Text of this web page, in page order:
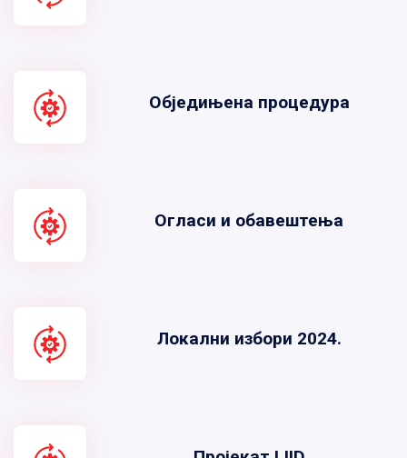
Обједињена процедура
Огласи и обавештења
Локални избори 2024.